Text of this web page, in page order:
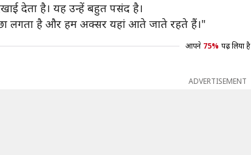
देता है। यह उन्हें बहुत पसंद है।
लगता है और हम अक्सर यहां आते जाते रहते हैं।"
आपने 75% पढ़ लिया है
ADVERTISEMENT